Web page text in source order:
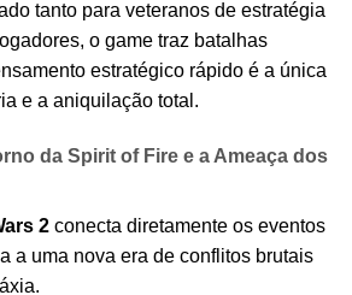
tanto para veteranos de estratégia
o game traz batalhas
estratégico rápido é a única
e a aniquilação total.
da Spirit of Fire e a Ameaça dos
2 conecta diretamente os eventos
a uma nova era de conflitos brutais